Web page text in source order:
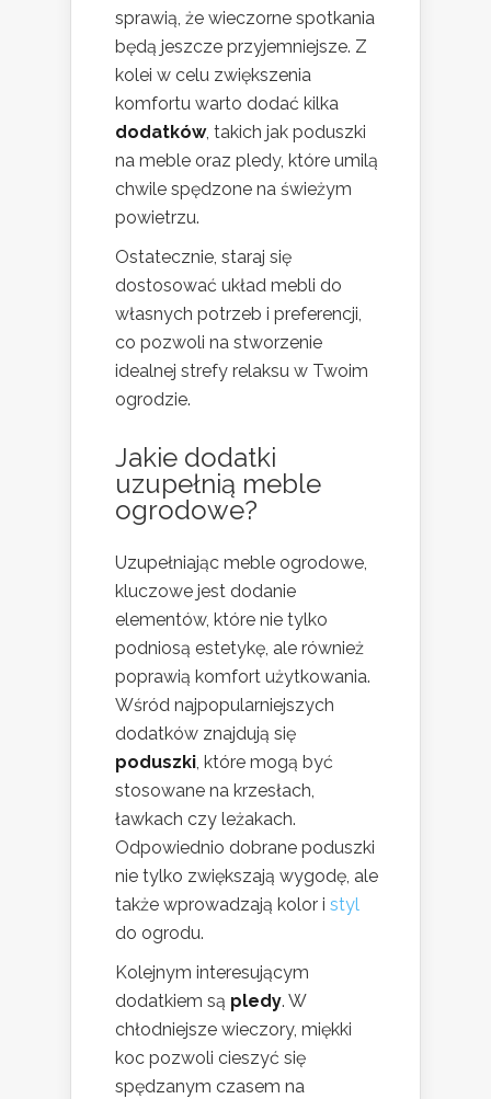
sprawią, że wieczorne spotkania
będą jeszcze przyjemniejsze. Z
kolei w celu zwiększenia
komfortu warto dodać kilka
dodatków, takich jak poduszki
na meble oraz pledy, które umilą
chwile spędzone na świeżym
powietrzu.
Ostatecznie, staraj się
dostosować układ mebli do
własnych potrzeb i preferencji,
co pozwoli na stworzenie
idealnej strefy relaksu w Twoim
ogrodzie.
Jakie dodatki
uzupełnią meble
ogrodowe?
Uzupełniając meble ogrodowe,
kluczowe jest dodanie
elementów, które nie tylko
podniosą estetykę, ale również
poprawią komfort użytkowania.
Wśród najpopularniejszych
dodatków znajdują się
poduszki, które mogą być
stosowane na krzesłach,
ławkach czy leżakach.
Odpowiednio dobrane poduszki
nie tylko zwiększają wygodę, ale
także wprowadzają kolor i styl
do ogrodu.
Kolejnym interesującym
dodatkiem są pledy. W
chłodniejsze wieczory, miękki
koc pozwoli cieszyć się
spędzanym czasem na